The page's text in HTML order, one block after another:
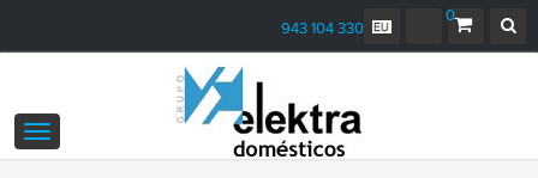
0
943 104 330
Toggle
navigation